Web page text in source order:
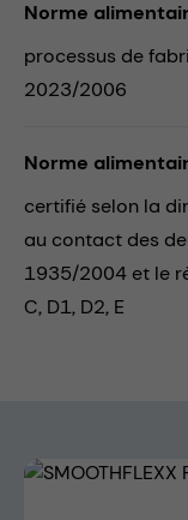
Norme
processus de
2023/2006
Norme
certifié selon la
au contact des
1935/2004 et le
C, D1, D2, E
Skip image gallery